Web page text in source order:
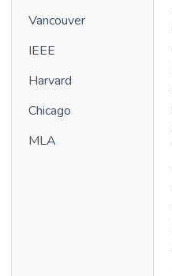
Vancouver
IEEE
Harvard
Chicago
MLA